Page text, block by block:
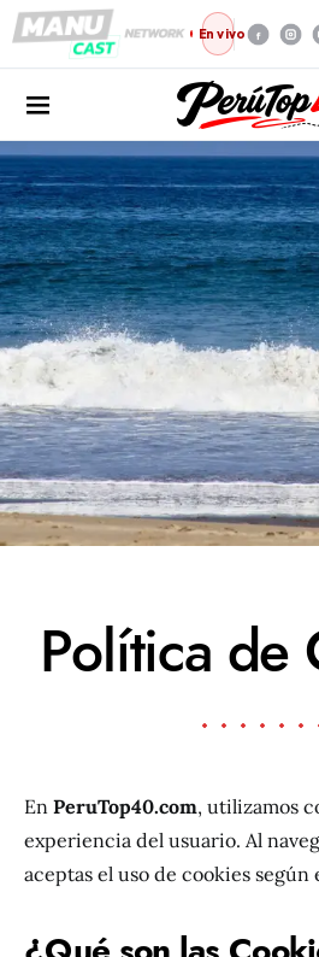
En vivo
Política de
En PeruTop40.com, utilizamos
experiencia del usuario. Al
aceptas el uso de cookies según